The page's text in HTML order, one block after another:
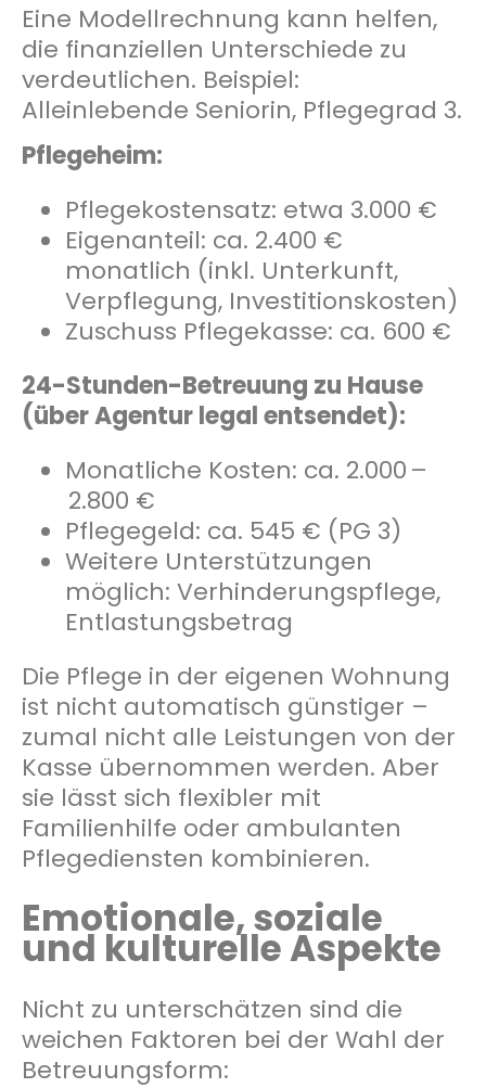
Eine Modellrechnung kann helfen,
die finanziellen Unterschiede zu
verdeutlichen. Beispiel:
Alleinlebende Seniorin, Pflegegrad 3.
Pflegeheim:
Pflegekostensatz: etwa 3.000 €
Eigenanteil: ca. 2.400 €
monatlich (inkl. Unterkunft,
Verpflegung, Investitionskosten)
Zuschuss Pflegekasse: ca. 600 €
24-Stunden-Betreuung zu Hause
(über Agentur legal entsendet):
Monatliche Kosten: ca. 2.000 –
2.800 €
Pflegegeld: ca. 545 € (PG 3)
Weitere Unterstützungen
möglich: Verhinderungspflege,
Entlastungsbetrag
Die Pflege in der eigenen Wohnung
ist nicht automatisch günstiger –
zumal nicht alle Leistungen von der
Kasse übernommen werden. Aber
sie lässt sich flexibler mit
Familienhilfe oder ambulanten
Pflegediensten kombinieren.
Emotionale, soziale
und kulturelle Aspekte
Nicht zu unterschätzen sind die
weichen Faktoren bei der Wahl der
Betreuungsform: